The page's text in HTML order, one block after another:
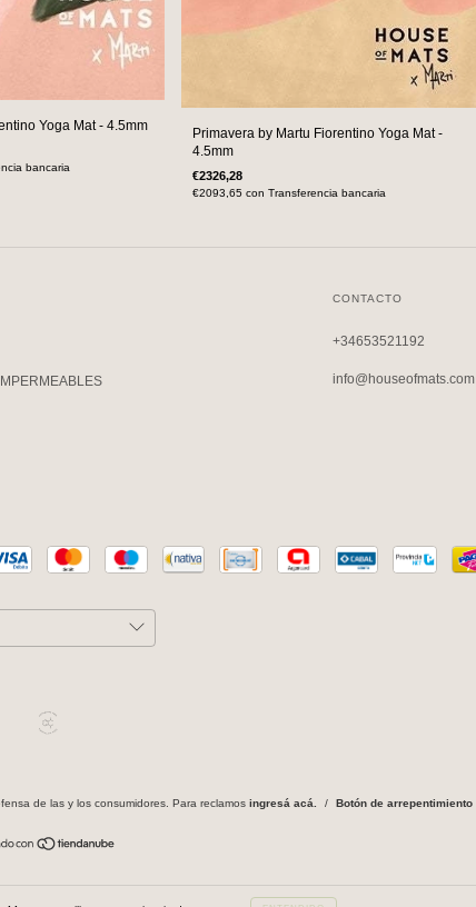
Yoga Mat - 4.5mm
bancaria
Primavera by Martu Fiorentino Yoga Mat -
4.5mm
€2326,28
€2093,65 con Transferencia bancaria
CONTACTO
+34653521192
info@houseofmats.com
de las y los consumidores. Para reclamos ingresá acá. / Botón de arrepentimiento